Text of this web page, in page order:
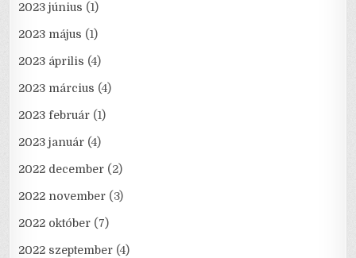
2023 június (1)
2023 május (1)
2023 április (4)
2023 március (4)
2023 február (1)
2023 január (4)
2022 december (2)
2022 november (3)
2022 október (7)
2022 szeptember (4)